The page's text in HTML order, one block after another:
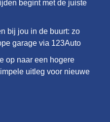
begint met de juiste
bij jou in de buurt: zo
garage via 123Auto
op naar een hogere
uitleg voor nieuwe